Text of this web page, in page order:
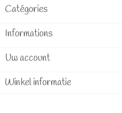
Catégories
Informations
Uw account
Winkel informatie